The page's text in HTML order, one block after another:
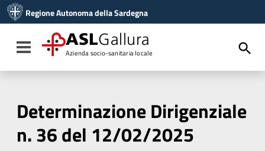
Vai al menu di navigazione
Vai al footer
Regione Autonoma della Sardegna
Toggle navigation
ASLGallura
Azienda socio-sanitaria locale
Determinazione Dirigenziale
n. 36 del 12/02/2025